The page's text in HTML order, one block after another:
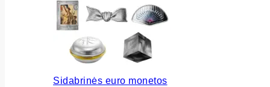
Sidabrinės euro monetos